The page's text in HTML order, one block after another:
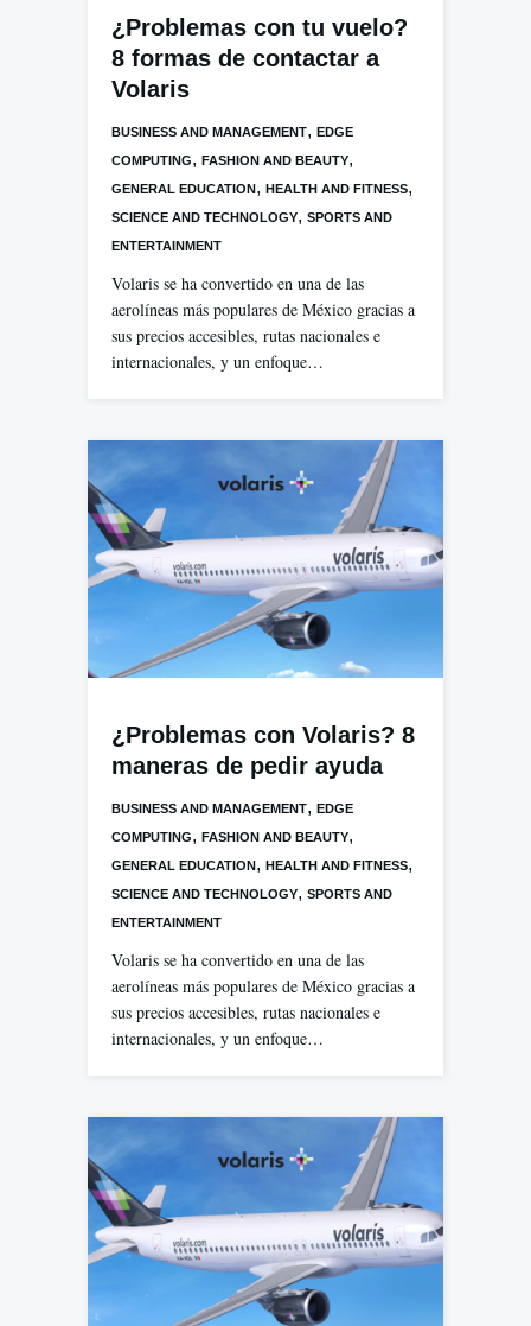
¿Problemas con tu vuelo?
8 formas de contactar a
Volaris
BUSINESS AND MANAGEMENT, EDGE
COMPUTING, FASHION AND BEAUTY,
GENERAL EDUCATION, HEALTH AND FITNESS,
SCIENCE AND TECHNOLOGY, SPORTS AND
ENTERTAINMENT
Volaris se ha convertido en una de las
aerolíneas más populares de México gracias a
sus precios accesibles, rutas nacionales e
internacionales, y un enfoque…
¿Problemas con Volaris? 8
maneras de pedir ayuda
BUSINESS AND MANAGEMENT, EDGE
COMPUTING, FASHION AND BEAUTY,
GENERAL EDUCATION, HEALTH AND FITNESS,
SCIENCE AND TECHNOLOGY, SPORTS AND
ENTERTAINMENT
Volaris se ha convertido en una de las
aerolíneas más populares de México gracias a
sus precios accesibles, rutas nacionales e
internacionales, y un enfoque…